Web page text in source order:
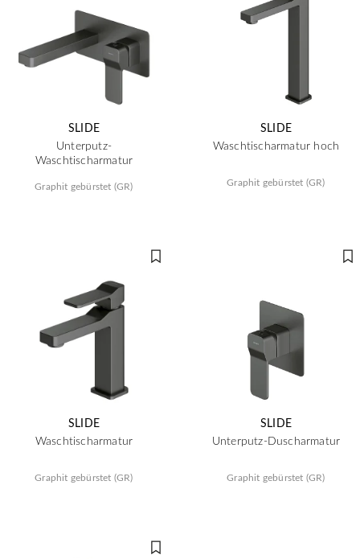
SLIDE
Unterputz-
Waschtischarmatur
Graphit gebürstet (GR)
SLIDE
Waschtischarmatur hoch
Graphit gebürstet (GR)
SLIDE
Waschtischarmatur
Graphit gebürstet (GR)
SLIDE
Unterputz-Duscharmatur
Graphit gebürstet (GR)